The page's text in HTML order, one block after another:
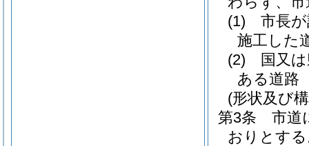
(1)
市長
施工した
(2)
国又
ある道路
(形状及び
第3条
市道
おりとす